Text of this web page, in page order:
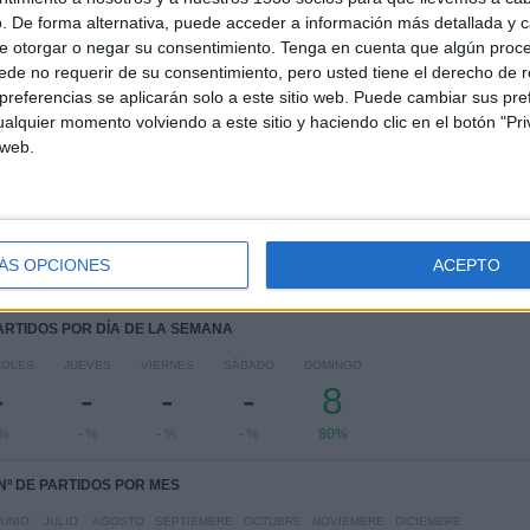
De forma alternativa, puede acceder a información más detallada y
otorgar o negar su consentimiento. Tenga en cuenta que algún
no requerir de su consentimiento, pero usted tiene el derecho de
se aplicarán solo a este sitio web. Puede cambiar sus
momento volviendo a este sitio y haciendo clic en el botón
OPCIONES ACEPTO
RIVALES
VS Atlètic
Escaldes
COMPETICIONES
RANKING POR COMPETICIONES
Primera División Andorra
8 (80%)
POR DÍA DE LA SEMANA
JUEVES
-
- %
VIERNES
-
- %
SÁBADO
-
- %
DOMINGO
8
80%
Nº DE PARTIDOS POR MES
JULIO AGOSTO SEPTIEMBRE OCTUBRE NOVIEMBRE DICIEMBRE